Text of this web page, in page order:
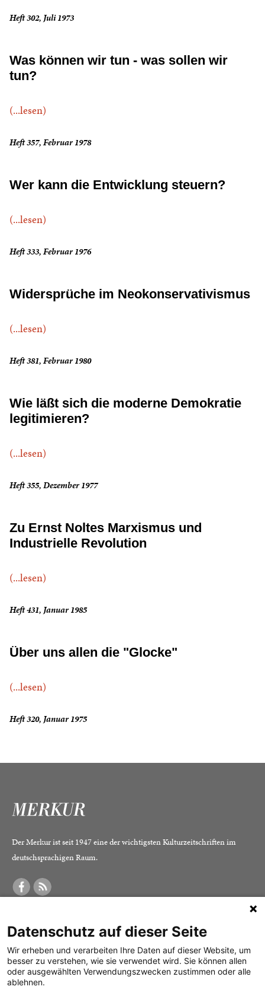
Heft 302, Juli 1973
Was können wir tun - was sollen wir
tun?
(...lesen)
Heft 357, Februar 1978
Wer kann die Entwicklung steuern?
(...lesen)
Heft 333, Februar 1976
Widersprüche im Neokonservativismus
(...lesen)
Heft 381, Februar 1980
Wie läßt sich die moderne Demokratie
legitimieren?
(...lesen)
Heft 355, Dezember 1977
Zu Ernst Noltes Marxismus und
Industrielle Revolution
(...lesen)
Heft 431, Januar 1985
Über uns allen die "Glocke"
(...lesen)
Heft 320, Januar 1975
Der Merkur ist seit 1947 eine der wichtigsten Kulturzeitschriften im
deutschsprachigen Raum.
Was ist der Merkur?
Herausgeber /
Redaktion
Verlag
Alle Abos im Überblick
Print-Abo
Digital-Abo
Impressum
Datenschutz
Mediadaten
Datenschutz auf dieser Seite
Wir erheben und verarbeiten Ihre Daten auf dieser Website, um
besser zu verstehen, wie sie verwendet wird. Sie können allen
oder ausgewählten Verwendungszwecken zustimmen oder alle
ablehnen.